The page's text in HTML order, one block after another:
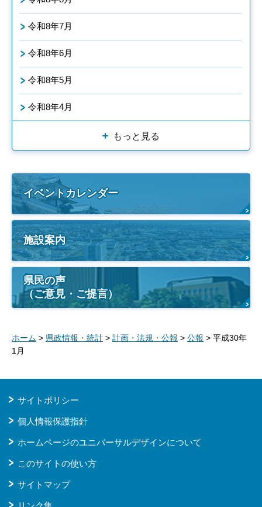
令和8年7月
令和8年6月
令和8年5月
令和8年4月
もっと見る
イベントカレンダー
施設案内
県民の声
（ご意見・ご提言）
ホーム > 県政情報・統計 > 計画・法規・公報 > 公報 > 平成30年
1月
サイトポリシー
個人情報保護指針
ホームページのユニバーサルデザインについて
このサイトの使い方
サイトマップ